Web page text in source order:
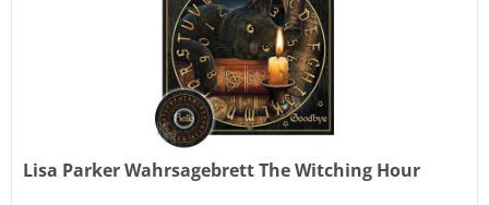
Lisa Parker Wahrsagebrett The Witching Hour